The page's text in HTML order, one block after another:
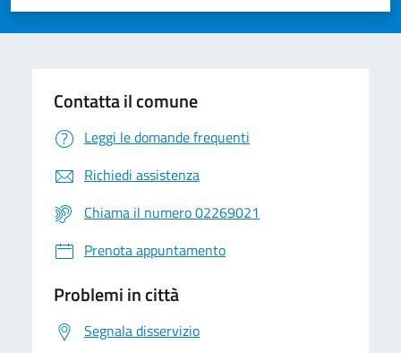
Valuta 5 stelle su 5
Valuta 4 stelle su 5
Valuta 3 stelle su 5
Valuta 2 stelle su 5
Valuta 1 stelle su 5
Contatta il comune
Leggi le domande frequenti
Richiedi assistenza
Chiama il numero 02269021
Prenota appuntamento
Problemi in città
Segnala disservizio